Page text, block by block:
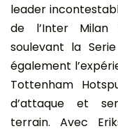
leader
de l’Inter Milan
soulevant la
également
Tottenham
d’attaque et
terrain. Avec